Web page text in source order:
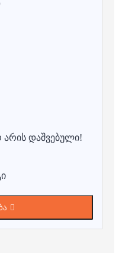
არის დაშვებული!